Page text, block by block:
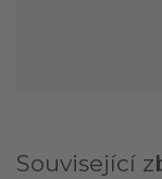
Související